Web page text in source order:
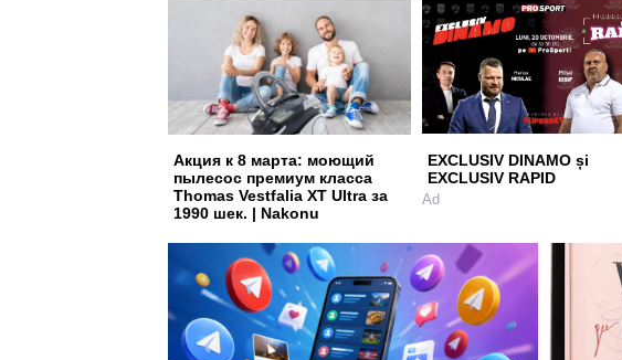
Акция к 8 марта: моющий
пылесос премиум класса
Thomas Vestfalia XT Ultra за
1990 шек. | Nakonu
EXCLUSIV DINAMO și
EXCLUSIV RAPID
Ad